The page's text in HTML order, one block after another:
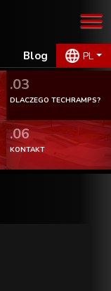
Blog PL
.03
DLACZEGO TECHRAMPS?
.06
KONTAKT